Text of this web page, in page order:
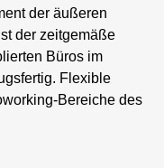
der äußeren
der zeitgemäße
Büros im
Flexible
Bereiche des